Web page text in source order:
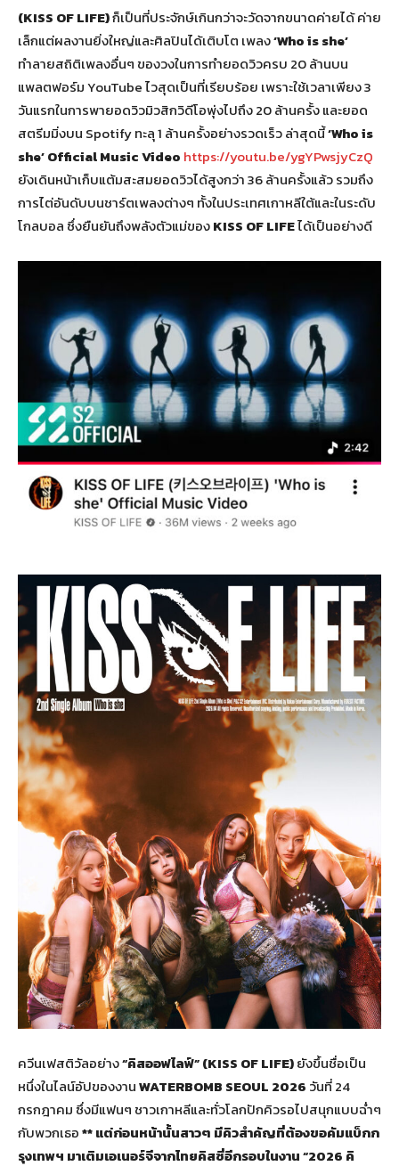
(KISS OF LIFE)ก็เป็นที่ประจักษ์เกินกว่าจะวัดจากขนาดค่ายได้ ค่าย
เล็กแต่ผลงานยิ่งใหญ่และศิลปินได้เติบโต เพลง‘Who is she’
ทำลายสถิติเพลงอื่นๆ ของวงในการทำยอดวิวครบ 20 ล้านบน
แพลตฟอร์ม YouTube ไวสุดเป็นที่เรียบร้อย เพราะใช้เวลาเพียง 3
วันแรกในการพายอดวิวมิวสิกวิดีโอพุ่งไปถึง 20 ล้านครั้ง และยอด
สตรีมมิ่งบน Spotify ทะลุ 1 ล้านครั้งอย่างรวดเร็ว ล่าสุดนี้‘Who is
she’ Official Music Video https://youtu.be/ygYPwsjyCzQ
ยังเดินหน้าเก็บแต้มสะสมยอดวิวได้สูงกว่า 36 ล้านครั้งแล้ว รวมถึง
การไต่อันดับบนชาร์ตเพลงต่างๆ ทั้งในประเทศเกาหลีใต้และในระดับ
โกลบอล ซึ่งยืนยันถึงพลังตัวแม่ของKISS OF LIFEได้เป็นอย่างดี
ควีนเฟสติวัลอย่าง“คิสออฟไลฟ์” (KISS OF LIFE)ยังขึ้นชื่อเป็น
หนึ่งในไลน์อัปของงานWATERBOMB SEOUL 2026 วันที่ 24
กรกฎาคม ซึ่งมีแฟนๆ ชาวเกาหลีและทั่วโลกปักคิวรอไปสนุกแบบฉ่ำๆ
กับพวกเธอ** แต่ก่อนหน้านั้นสาวๆ มีคิวสำคัญที่ต้องขอคัมแบ็กก
รุงเทพฯ มาเติมเอเนอร์จีจากไทยคิสซี่อีกรอบในงาน“2026 คิ